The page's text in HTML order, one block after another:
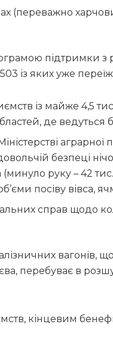
(переважно
підтримки з
із яких уже
із майже 4,5
де ведуться
аграрної
безпеці
руку – 42
посіву вівса,
справ щодо
вагонів,
перебуває в
кінцевим